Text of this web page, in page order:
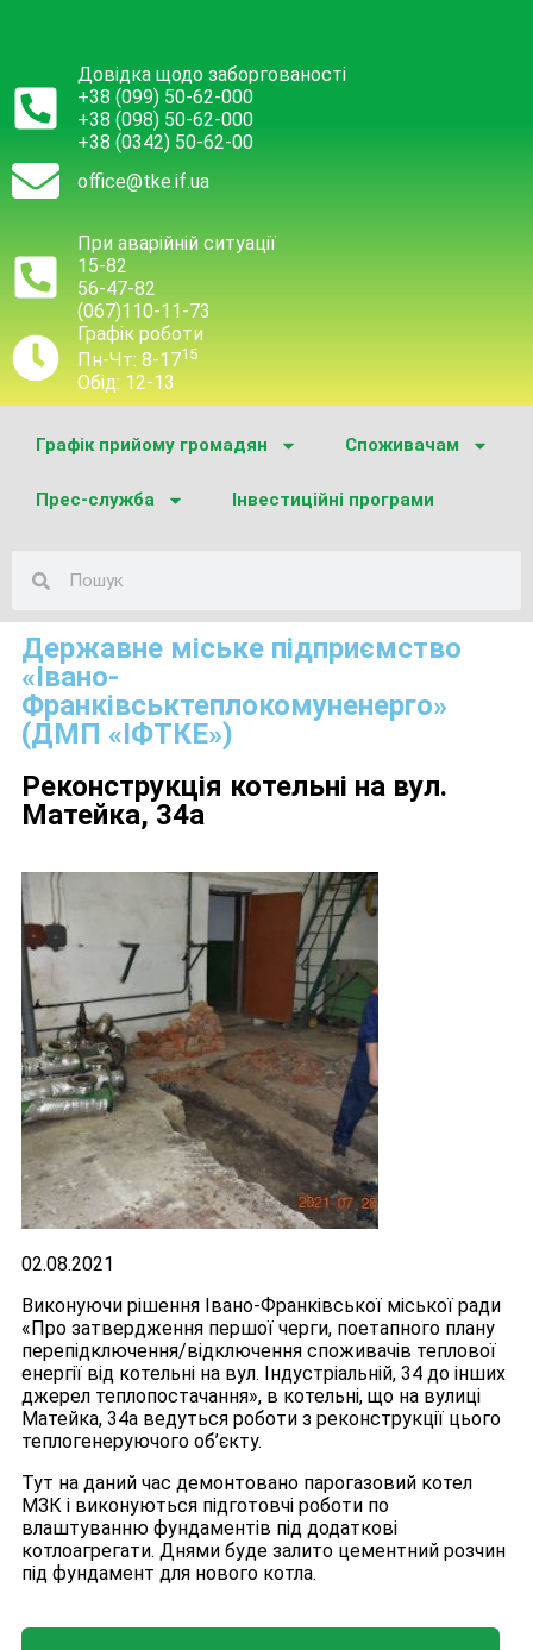
Довідка щодо заборгованості
+38 (099) 50-62-000
+38 (098) 50-62-000
+38 (0342) 50-62-00
office@tke.if.ua
При аварійній ситуації
15-82
56-47-82
(067)110-11-73
Графік роботи
Пн-Чт: 8-1715
Обід: 12-13
Графік прийому громадян Споживачам
Прес-служба Інвестиційні програми
Державне міське підприємство
«Івано-
Франківськтеплокомуненерго»
(ДМП «ІФТКЕ»)
Реконструкція котельні на вул.
Матейка, 34а
02.08.2021
Виконуючи рішення Івано-Франківської міської ради
«Про затвердження першої черги, поетапного плану
перепідключення/відключення споживачів теплової
енергії від котельні на вул. Індустріальній, 34 до інших
джерел теплопостачання», в котельні, що на вулиці
Матейка, 34а ведуться роботи з реконструкції цього
теплогенеруючого об’єкту.
Тут на даний час демонтовано парогазовий котел
МЗК і виконуються підготовчі роботи по
влаштуванню фундаментів під додаткові
котлоагрегати. Днями буде залито цементний розчин
під фундамент для нового котла.